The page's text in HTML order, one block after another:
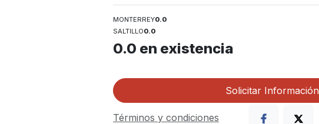
MONTERREY0.0
SALTILLO0.0
0.0 en existencia
Solicitar Información
Términos y condiciones